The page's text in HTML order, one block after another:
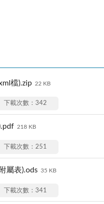
檔).zip 22 KB
下載次數：342
218 KB
下載次數：251
屬表).ods 35 KB
下載次數：341